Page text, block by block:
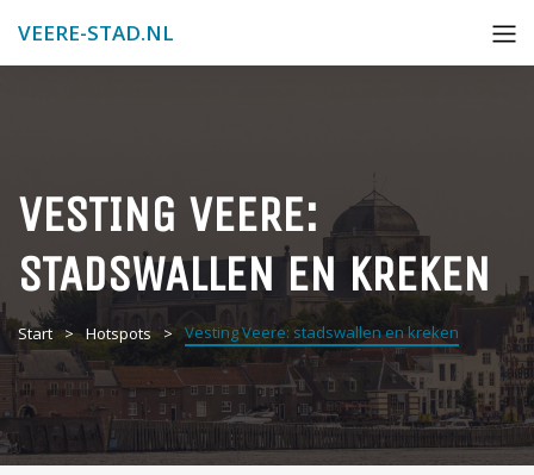
VEERE-STAD.NL
VESTING VEERE:
STADSWALLEN EN KREKEN
Start Hotspots Vesting Veere: stadswallen en kreken